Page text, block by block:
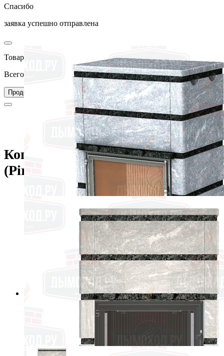
Спасибо
заявка успешно отправлена
Товар добавлен в корзину
Всего товаров в вашей корзине –0
Продолжить покупки Перейти в корзину
Камины
Облицовки каминные
Пристенные (фронтальные)
Копенгаген (талькомагнезит) (Pirocks)
Копенгаген (талькомагнезит)
(Pirocks)